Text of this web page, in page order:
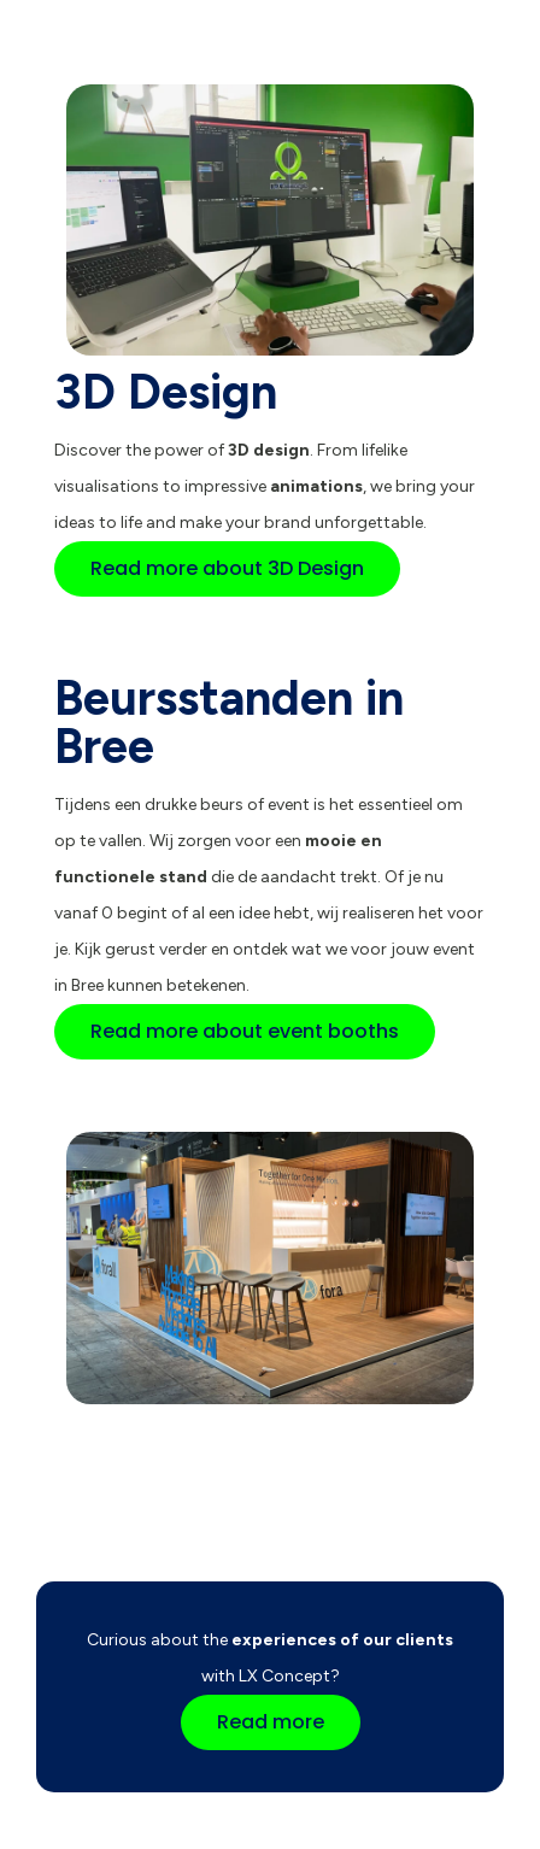
3D Design
Discover the power of3D design. From lifelike
visualisations to impressive animations, we bring your
ideas to life and make your brand unforgettable.
Read more about 3D Design
Beursstanden in
Bree
Tijdens een drukke beurs of event is het essentieel om
op te vallen. Wij zorgen voor een mooie en
functionele stand die de aandacht trekt. Of je nu
vanaf 0 begint of al een idee hebt, wij realiseren het voor
je. Kijk gerust verder en ontdek wat we voor jouw event
in Bree kunnen betekenen.
Read more about event booths
Curious about the experiences of our clients
with LX Concept?
Read more